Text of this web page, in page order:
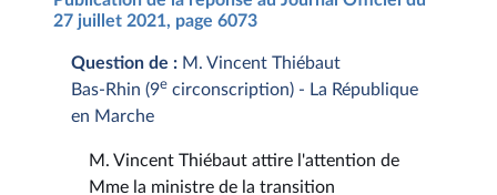
27 juillet 2021, page 6073
Question de : M. Vincent Thiébaut
Bas-Rhin (9e circonscription) - La République
en Marche
M. Vincent Thiébaut attire l'attention de
Mme la ministre de la transition